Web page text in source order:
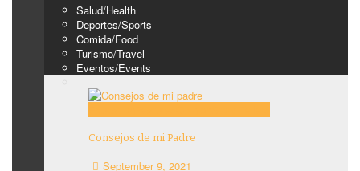
Salud/Health
Deportes/Sports
Comida/Food
Turismo/Travel
Eventos/Events
Consejos de mi Padre
September 9, 2021